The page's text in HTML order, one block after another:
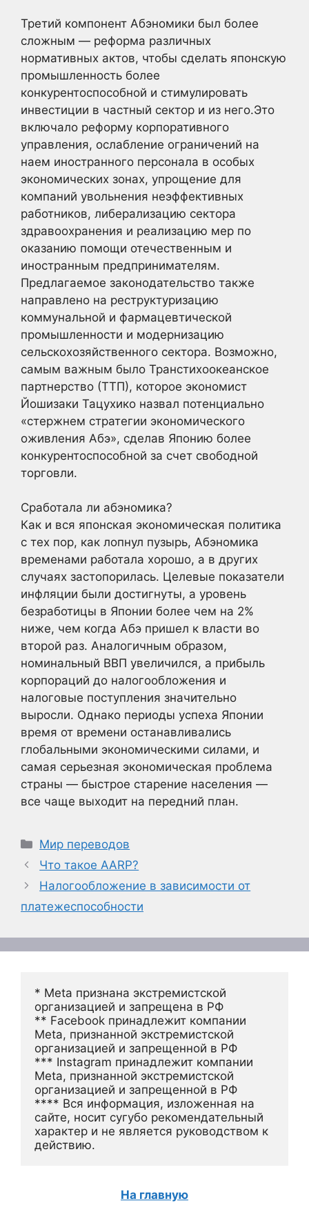
Третий компонент Абэномики был более
сложным — реформа различных
нормативных актов, чтобы сделать японскую
промышленность более
конкурентоспособной и стимулировать
инвестиции в частный сектор и из него.Это
включало реформу корпоративного
управления, ослабление ограничений на
наем иностранного персонала в особых
экономических зонах, упрощение для
компаний увольнения неэффективных
работников, либерализацию сектора
здравоохранения и реализацию мер по
оказанию помощи отечественным и
иностранным предпринимателям.
Предлагаемое законодательство также
направлено на реструктуризацию
коммунальной и фармацевтической
промышленности и модернизацию
сельскохозяйственного сектора. Возможно,
самым важным было Транстихоокеанское
партнерство (ТТП), которое экономист
Йошизаки Тацухико назвал потенциально
«стержнем стратегии экономического
оживления Абэ», сделав Японию более
конкурентоспособной за счет свободной
торговли.
Сработала ли абэномика?
Как и вся японская экономическая политика
с тех пор, как лопнул пузырь, Абэномика
временами работала хорошо, а в других
случаях застопорилась. Целевые показатели
инфляции были достигнуты, а уровень
безработицы в Японии более чем на 2%
ниже, чем когда Абэ пришел к власти во
второй раз. Аналогичным образом,
номинальный ВВП увеличился, а прибыль
корпораций до налогообложения и
налоговые поступления значительно
выросли. Однако периоды успеха Японии
время от времени останавливались
глобальными экономическими силами, и
самая серьезная экономическая проблема
страны — быстрое старение населения —
все чаще выходит на передний план.
Рубрики
Мир переводов
Что такое AARP?
Налогообложение в зависимости от
платежеспособности
* Meta признана экстремистской
организацией и запрещена в РФ
** Facebook принадлежит компании
Meta, признанной экстремистской
организацией и запрещенной в РФ
*** Instagram принадлежит компании
Meta, признанной экстремистской
организацией и запрещенной в РФ
**** Вся информация, изложенная на
сайте, носит сугубо рекомендательный
характер и не является руководством к
действию.
На главную